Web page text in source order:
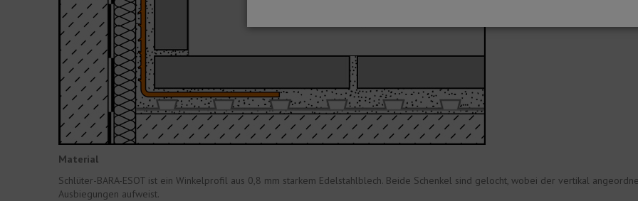
Material
Schlüter-BARA-ESOT ist ein Winkelprofil aus 0,8 mm starkem Edelstahlblech. Beide Schenkel sind gelocht, wobei der vertikal
Ausbiegungen aufweist.